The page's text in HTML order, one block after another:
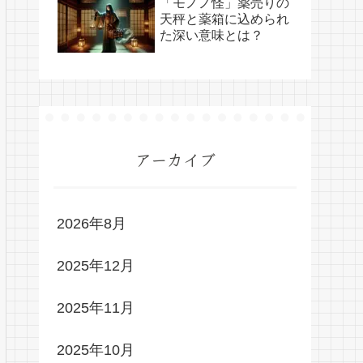
天秤と薬箱に込められ
た深い意味とは？
アーカイブ
2026年8月
2025年12月
2025年11月
2025年10月